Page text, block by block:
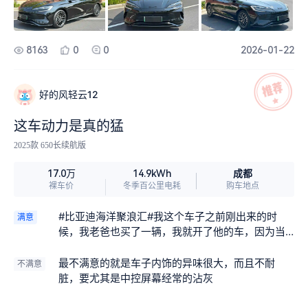
8163 0 0 2026-01-22
好的风轻云12
这车动力是真的猛
2025款 650长续航版
17.0万
裸车价
14.9kWh
冬季百公里电耗
成都
购车地点
满意
#比亚迪海洋聚浪汇#我这个车子之前刚出来的时
候，我老爸也买了一辆，我就开了他的车，因为当
好开，但是又没有办法提车，因为没有驾照，然后1
1月的时候我终于顺利的拿下了驾照，之后在老爸的
不满意
最不满意的就是车子内饰的异味很大，而且不耐
脏，要尤其是中控屏幕经常的沾灰